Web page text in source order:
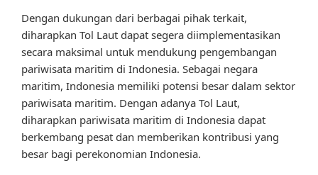
Dengan dukungan dari berbagai pihak terkait,
diharapkan Tol Laut dapat segera diimplementasikan
secara maksimal untuk mendukung pengembangan
pariwisata maritim di Indonesia. Sebagai negara
maritim, Indonesia memiliki potensi besar dalam sektor
pariwisata maritim. Dengan adanya Tol Laut,
diharapkan pariwisata maritim di Indonesia dapat
berkembang pesat dan memberikan kontribusi yang
besar bagi perekonomian Indonesia.